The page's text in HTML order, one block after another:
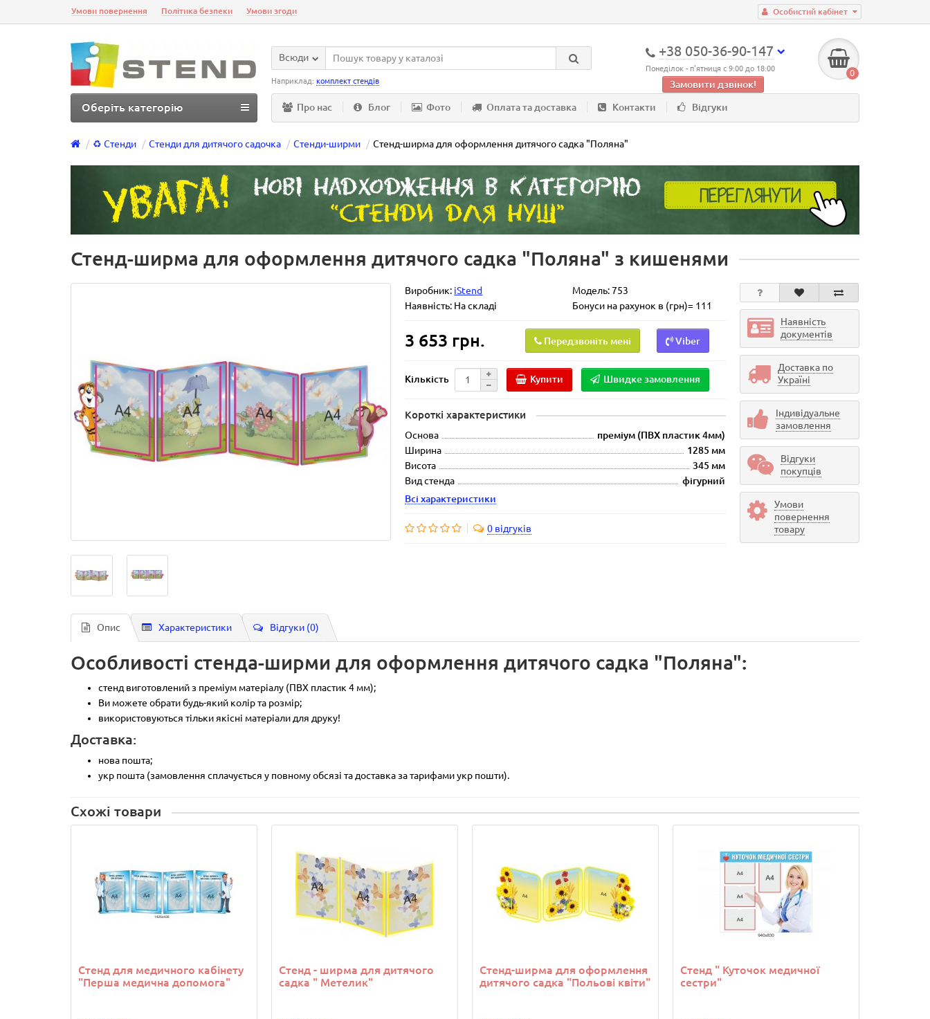
Особистий кабінет
Умови повернення Політика безпеки Умови згоди
+38 050-36-90-147
Понеділок - п'ятниця с 9:00 до 18:00
Замовити дзвінок!
0
Всюди
Наприклад: комплект стендів
Про нас Блог Фото Оплата та доставка Контакти Відгуки
Оберіть категорію
♻️ Стенди Стенди для дитячого садочка Стенди-ширми Стенд-ширма для оформлення дитячого садка "Поляна"
Стенд-ширма для оформлення дитячого садка "Поляна" з кишенями
Виробник: iStend Модель:753
Наявність: На складі
Бонуси на рахунок в (грн)= 111
3 653 грн. Viber
Передзвоніть мені
Кількість Купити Швидке замовлення
Короткі характеристики
Основа
преміум (ПВХ пластик 4мм)
Ширина
1285 мм
Висота
345 мм
Вид стенда
фігурний
Всі характеристики
0 відгуків
Наявність
документів
Доставка по
Україні
Індивідуальне
замовлення
Відгуки
покупців
Умови
повернення
товару
Опис Характеристики Відгуки (0)
Особливості стенда-ширми для оформлення дитячого садка "Поляна":
стенд виготовлений з преміум матеріалу (ПВХ пластик 4 мм);
Ви можете обрати будь-який колір та розмір;
використовуються тільки якісні матеріали для друку!
Доставка:
нова пошта;
укр пошта (замовлення сплачується у повному обсязі та доставка за тарифами укр пошти).
Схожі товари
Стенд для медичного кабінету
"Перша медична допомога"
Стенд - ширма для дитячого
садка " Метелик"
Стенд-ширма для оформлення
дитячого садка "Польові квіти"
Стенд " Куточок медичної
сестри"